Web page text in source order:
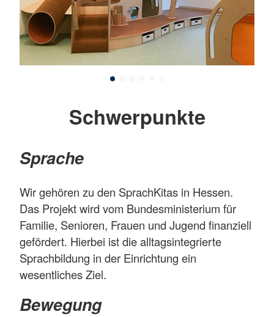
Schwerpunkte
Sprache
Wir gehören zu den SprachKitas in Hessen.
Das Projekt wird vom Bundesministerium für
Familie, Senioren, Frauen und Jugend finanziell
gefördert. Hierbei ist die alltagsintegrierte
Sprachbildung in der Einrichtung ein
wesentliches Ziel.
Bewegung